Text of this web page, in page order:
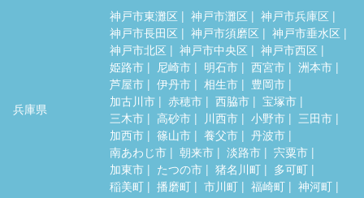
兵庫県
神戸市東灘区 神戸市灘区
神戸市兵庫区
神戸市長田区
神戸市須磨区
神戸市垂水区
神戸市北区
神戸市中央区
神戸市西区
姫路市
尼崎市 明石市 西宮市
洲本市
芦屋市
伊丹市 相生市
豊岡市
加古川市
赤穂市 西脇市
宝塚市
三木市
高砂市 川西市 小野市
三田市
加西市
篠山市 養父市
丹波市
南あわじ市
朝来市 淡路市
宍粟市
加東市
たつの市 猪名川町
多可町
稲美町
播磨町 市川町 福崎町
神河町